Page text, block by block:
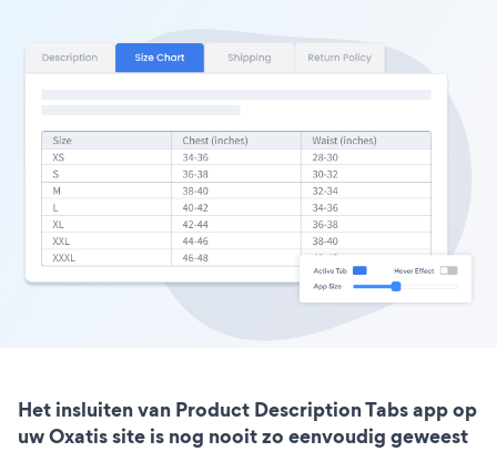
Het insluiten van Product Description Tabs app op
uw Oxatis site is nog nooit zo eenvoudig geweest